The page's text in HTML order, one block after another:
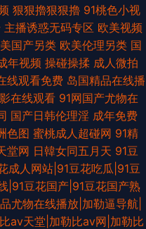
狠狠擼狠狠擼 91桃色小视
主播诱惑无码专区 欧美视频
国产另类 欧美伦理另类 国
年视频 操碰操揉 成人微拍
线观看免费 岛国精品在线播
在线观看 91网国产尤物在
国产日韩伦理淫 成年免费
色图 蜜桃成人超碰网 91精
堂网 日韓女同五月天 91豆
成人网站|91豆花吃瓜|91豆
|91豆花国产|91豆花国产熟
尤物在线播放|加勒逼导航|
av天堂|加勒比av网|加勒比